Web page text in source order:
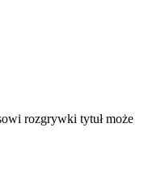
rozgrywki tytuł może